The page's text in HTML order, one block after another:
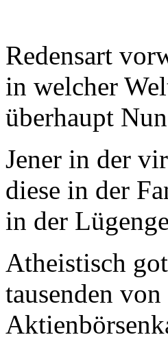
Redensart
in welcher
überhaupt
Jener in der
diese in der
in der
Atheistisch
tausenden